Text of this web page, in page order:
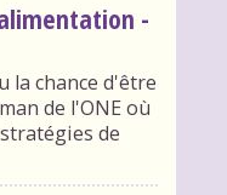
-
la chance d'être
de l'ONE où
de